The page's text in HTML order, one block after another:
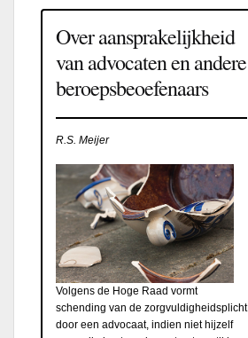
Over aansprakelijkheid
van advocaten en andere
beroepsbeoefenaars
R.S. Meijer
Volgens de Hoge Raad vormt
schending van de zorgvuldigheidsplicht
door een advocaat, indien niet hijzelf